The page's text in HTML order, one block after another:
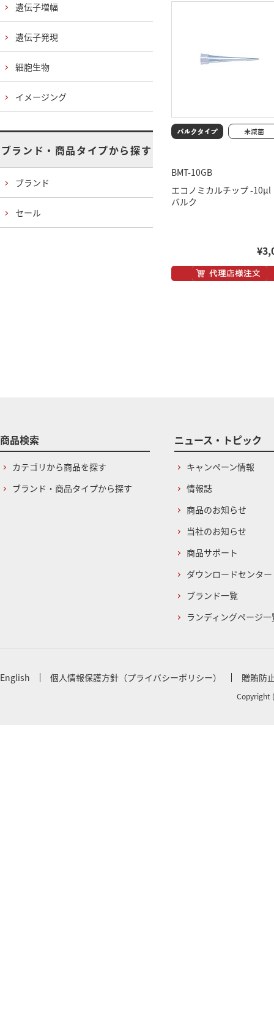
BMT-10GB
エコノミカルチップ -
バルク
遺伝子増幅
遺伝子発現
細胞生物
イメージング
ブランド・商品タイプから探す
ブランド
セール
商品検索
カテゴリから商品を探す
ブランド・商品タイプから探す
ニュース・トピック
キャンペーン情報
情報誌
商品のお知らせ
当社のお知らせ
商品サポート
ダウンロードセンター
ブランド一覧
ランディングページ一
English 個人情報保護方針（プライバシーポリシー） 贈賄防
Copyright